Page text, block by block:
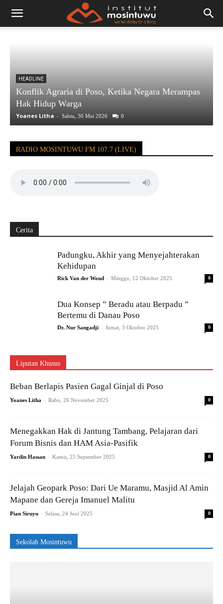
HEADLINE
Konflik Agraria di Poso, Ketika Negara Merampas
Hak Hidup Warga
Yoanes Litha - Sabtu, 30 Mei 2026 0
RADIO MOSINTUWU FM 107.7 (LIVE)
Cerita
Padungku, Akhir yang Menyejahterakan
Kehidupan
Rick Van der Woud - Minggu, 12 Oktober 2025 0
Dua Konsep ” Beradu atau Berpadu ”
Bertemu di Danau Poso
Dr. Nur Sangadji - Jumat, 3 Oktober 2025 0
Liputan Khusus
Beban Berlapis Pasien Gagal Ginjal di Poso
Yoanes Litha - Rabu, 26 November 2025 0
Menegakkan Hak di Jantung Tambang, Pelajaran dari
Forum Bisnis dan HAM Asia-Pasifik
Yardin Hassan - Kamis, 25 September 2025 0
Jelajah Geopark Poso: Dari Ue Maramu, Masjid Al Amin
Mapane dan Gereja Imanuel Malitu
Pian Siruyu - Selasa, 24 Juni 2025 0
Sekolah Mosintuwu